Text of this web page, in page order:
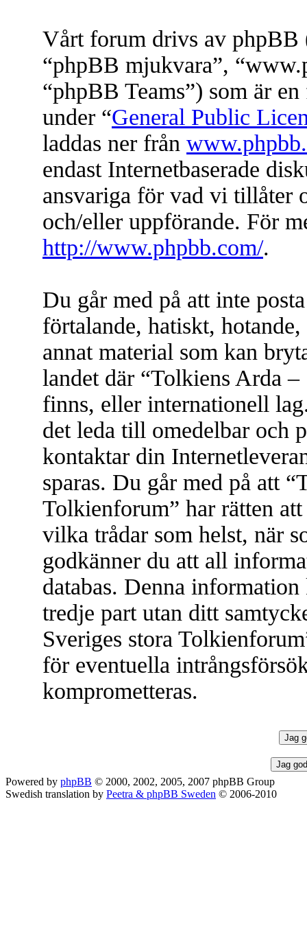
Vårt forum drivs av phpBB
“phpBB mjukvara”,
“phpBB Teams”) som är
under “General Public
laddas ner från
endast Internetbaserade
ansvariga för vad vi tillåter
och/eller uppförande. För
http://www.phpbb.com/.
Du går med på att inte
förtalande, hatiskt,
annat material som kan
landet där “Tolkiens Arda
finns, eller internationell
det leda till omedelbar och
kontaktar din
sparas. Du går med på att
Tolkienforum” har rätten
vilka trådar som helst, när
godkänner du att all
databas. Denna
tredje part utan ditt
Sveriges stora
för eventuella
komprometteras.
Powered by phpBB © 2000, 2002, 2005, 2007 phpBB Group
Swedish translation by Peetra & phpBB Sweden © 2006-2010